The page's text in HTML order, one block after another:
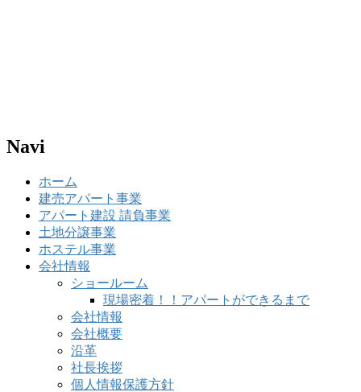
Navi
ホーム
建売アパート事業
アパート建設 請負事業
土地分譲事業
ホステル事業
会社情報
ショールーム
現場密着！！アパートができるまで
会社情報
会社概要
沿革
社長挨拶
個人情報保護方針